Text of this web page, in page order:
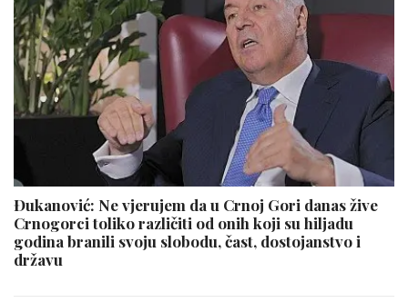
Đukanović: Ne vjerujem da u Crnoj Gori danas žive
Crnogorci toliko različiti od onih koji su hiljadu
godina branili svoju slobodu, čast, dostojanstvo i
državu